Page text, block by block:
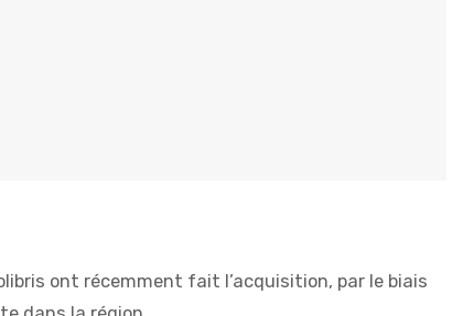
ont récemment fait l’acquisition, par le biais